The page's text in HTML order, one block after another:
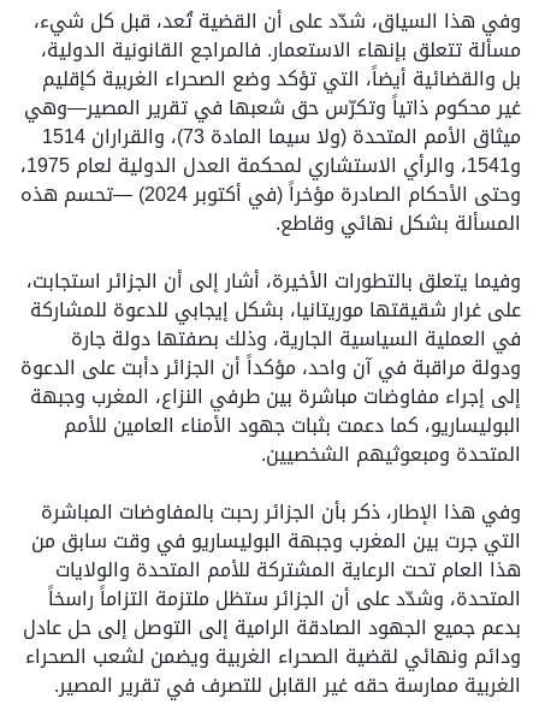
وفي هذا السياق، شدّد على أن القضية تُعد، قبل كل شيء،
مسألة تتعلق بإنهاء الاستعمار. فالمراجع القانونية الدولية،
بل والقضائية أيضاً، التي تؤكد وضع الصحراء الغربية كإقليم
غير محكوم ذاتياً وتكرّس حق شعبها في تقرير المصير—وهي
ميثاق الأمم المتحدة (ولا سيما المادة 73)، والقراران 1514
و1541، والرأي الاستشاري لمحكمة العدل الدولية لعام 1975،
وحتى الأحكام الصادرة مؤخراً (في أكتوبر 2024) —تحسم هذه
المسألة بشكل نهائي وقاطع.
وفيما يتعلق بالتطورات الأخيرة، أشار إلى أن الجزائر استجابت،
على غرار شقيقتها موريتانيا، بشكل إيجابي للدعوة للمشاركة
في العملية السياسية الجارية، وذلك بصفتها دولة جارة
ودولة مراقبة في آن واحد، مؤكداً أن الجزائر دأبت على الدعوة
إلى إجراء مفاوضات مباشرة بين طرفي النزاع، المغرب وجبهة
البوليساريو، كما دعمت بثبات جهود الأمناء العامين للأمم
المتحدة ومبعوثيهم الشخصيين.
وفي هذا الإطار، ذكر بأن الجزائر رحبت بالمفاوضات المباشرة
التي جرت بين المغرب وجبهة البوليساريو في وقت سابق من
هذا العام تحت الرعاية المشتركة للأمم المتحدة والولايات
المتحدة، وشدّد على أن الجزائر ستظل ملتزمة التزاماً راسخاً
بدعم جميع الجهود الصادقة الرامية إلى التوصل إلى حل عادل
ودائم ونهائي لقضية الصحراء الغربية ويضمن لشعب الصحراء
الغربية ممارسة حقه غير القابل للتصرف في تقرير المصير.